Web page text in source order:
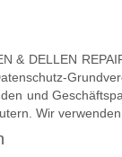
& DELLEN
und
Wir